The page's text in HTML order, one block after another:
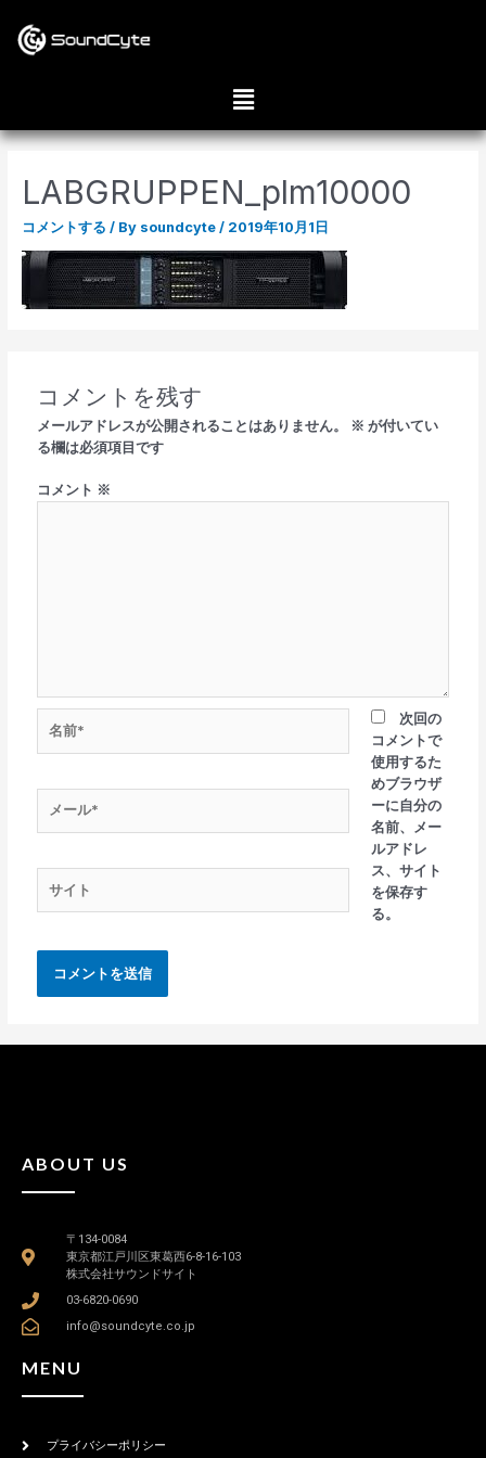
LABGRUPPEN_plm10000
コメントする / By soundcyte / 2019年10月1日
コメントを残す
メールアドレスが公開されることはありません。 ※ が付いてい
る欄は必須項目です
コメント ※
次回の
コメントで
使用するた
めブラウザ
ーに自分の
名前、メー
ルアドレ
ス、サイト
を保存す
る。
ABOUT US
〒134-0084
東京都江戸川区東葛西6-8-16-103
株式会社サウンドサイト
03-6820-0690
info@soundcyte.co.jp
MENU
プライバシーポリシー